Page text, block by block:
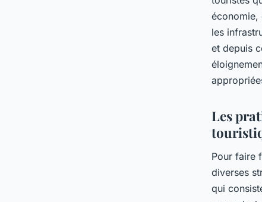
économie,
les
et depuis
Les
Pour faire
diverses
qui